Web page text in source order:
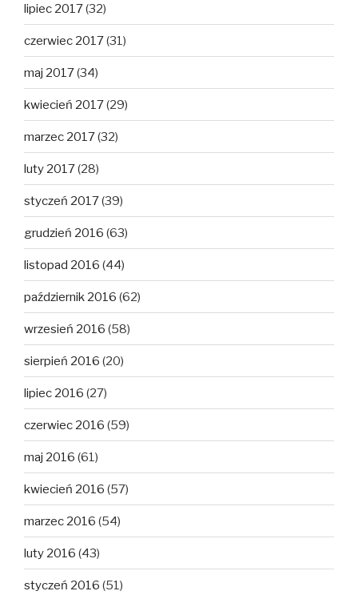
lipiec 2017(32)
czerwiec 2017(31)
maj 2017(34)
kwiecień 2017(29)
marzec 2017(32)
luty 2017(28)
styczeń 2017(39)
grudzień 2016 (63)
listopad 2016 (44)
październik 2016 (62)
wrzesień 2016 (58)
sierpień 2016 (20)
lipiec 2016 (27)
czerwiec 2016 (59)
maj 2016 (61)
kwiecień 2016 (57)
marzec 2016 (54)
luty 2016 (43)
styczeń 2016 (51)